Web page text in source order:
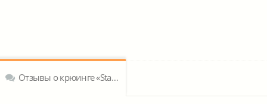
Отзывы о крюинге «Stargate Crewing Agency Romania»